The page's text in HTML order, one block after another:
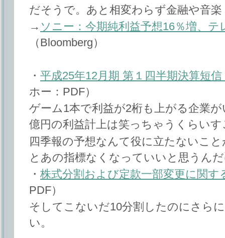
だそうで。あと相変わらず金融や音
→ ソニー：今期純利益予想16％増、
（Bloomberg）
・ 平成25年12月期 第１四半期決算短
ホー：PDF）
ゲーム1本で利益が2桁も上がる企業
億円の利益計上は笑っちゃうくらい
四季報の予想なんて役に立たないこ
とあの指標なくなっていいと思うん
・ 株式分割および定款一部変更に関す
PDF）
そしてこないだ10分割したのにさら
い。